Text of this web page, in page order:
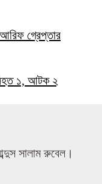
আরিফ গ্রেপ্তার
১, আটক ২
সালাম রুবেল।